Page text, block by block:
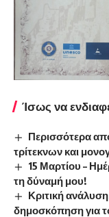
Ίσως να
Περισσότερα
τρίτεκνων και
15 Μαρτίου –
τη δύναμή μου!
Κριτική
δημοσκόπηση για